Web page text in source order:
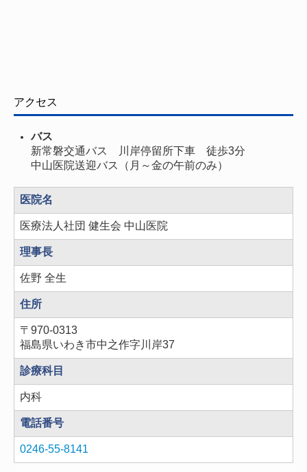
アクセス
バス
新常磐交通バス 川岸停留所下車 徒歩3分
中山医院送迎バス（月～金の午前のみ）
医院名
医療法人社団 健生会 中山医院
理事長
佐野 全生
住所
〒970-0313
福島県いわき市中之作字川岸37
診療科目
内科
電話番号
0246-55-8141